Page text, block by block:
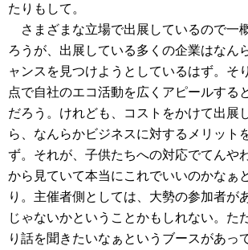
たりもして。
さまざまな立場で出展しているので一
ろうが、出展している多くの企業はなん
ャンスを見つけようとしているはず。そ
点で自社のエコ活動を広くアピールする
だろう。けれども、コストをかけて出展
ら、なんらかビジネスに対するメリット
ず。それが、子供たちへの対応でてんや
から見ていて本当にこれでいいのかなぁ
り。主催者側としては、大勢の参加者が
じゃないかということかもしれない。た
り話を聞きたいなぁというブースがあっ